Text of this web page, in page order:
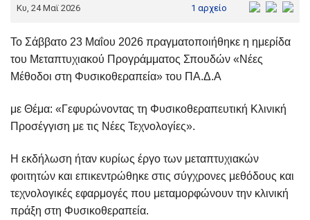
Κυ, 24 Μαϊ 2026 1 αρχείο
Το Σάββατο 23 Μαΐου 2026 πραγματοποιήθηκε η ημερίδα
του Μεταπτυχιακού Προγράμματος Σπουδών «Νέες
Μέθοδοι στη Φυσικοθεραπεία» του ΠΑ.Δ.Α
με Θέμα: «Γεφυρώνοντας τη Φυσικοθεραπευτική Κλινική
Προσέγγιση με τις Νέες Τεχνολογίες».
Η εκδήλωση ήταν κυρίως έργο των μεταπτυχιακών
φοιτητών και επικεντρώθηκε στις σύγχρονες μεθόδους και
τεχνολογικές εφαρμογές που μεταμορφώνουν την κλινική
πράξη στη Φυσικοθεραπεία.